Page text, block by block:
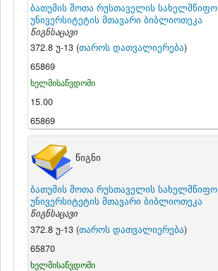
ბათუმის შოთა რუსთაველის სახელმწიფო
უნივერსიტეტის მთავარი ბიბლიოთეკა
წიგნსაცავი
372.8 უ-13 (თაროს დათვალიერება)
65869
ხელმისაწვდომი
15.00
65869
წიგნი
ბათუმის შოთა რუსთაველის სახელმწიფო
უნივერსიტეტის მთავარი ბიბლიოთეკა
წიგნსაცავი
372.8 უ-13 (თაროს დათვალიერება)
65870
ხელმისაწვდომი